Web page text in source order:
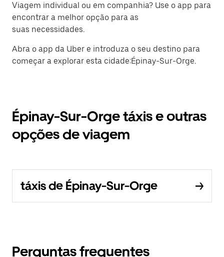
Viagem individual ou em companhia? Use o app para
encontrar a melhor opção para as
suas necessidades.
Abra o app da Uber e introduza o seu destino para
começar a explorar esta cidade:Épinay-Sur-Orge.
Épinay-Sur-Orge táxis e outras
opções de viagem
táxis de Épinay-Sur-Orge
Perguntas frequentes